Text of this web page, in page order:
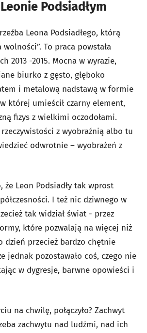
Podsiadłym
Leona Podsiadłego, którą
wolności”. To praca powstała
2013 -2015. Mocna w wyrazie,
biurko z gęsto, głęboko
i metalową nadstawą w formie
której umieścił czarny element,
fizys z wielkimi oczodołami.
z wyobraźnią albo tu
odwrotnie – wyobrażeń z
że Leon Podsiadły tak wprost
I też nic dziwnego w
tak widział świat - przez
które pozwalają na więcej niż
dzień przecież bardzo chętnie
jednak pozostawało coś, czego nie
w dygresje, barwne opowieści i
na chwilę, połączyło? Zachwyt
zachwytu nad ludźmi, nad ich